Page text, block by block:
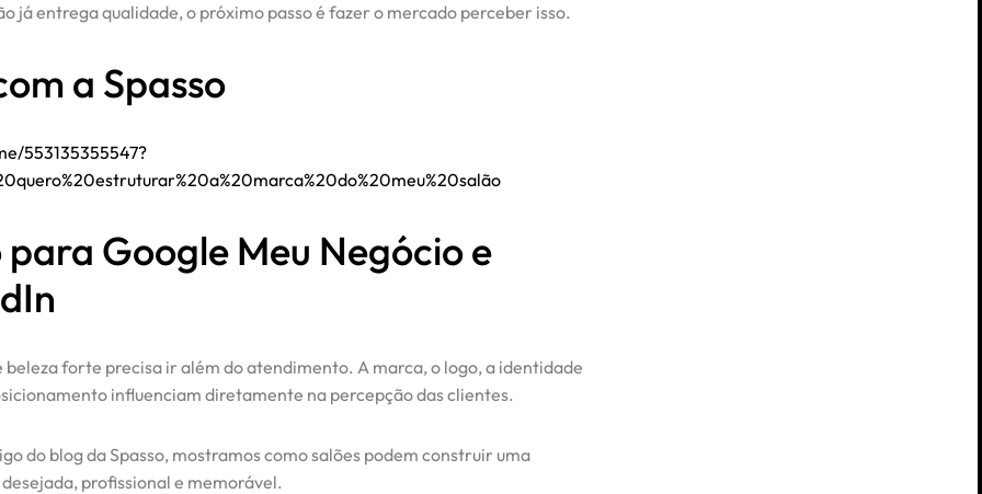
já entrega qualidade, o próximo passo é fazer o mercado perceber isso.
a Spasso
553135355547?
para Google Meu Negócio e
beleza forte precisa ir além do atendimento. A marca, o logo, a identidade
influenciam diretamente na percepção das clientes.
do blog da Spasso, mostramos como salões podem construir uma
profissional e memorável.